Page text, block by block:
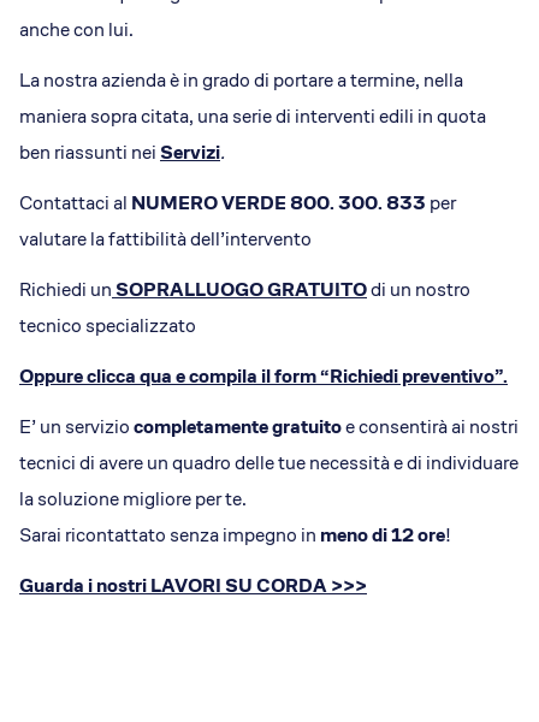
anche con lui.
La nostra azienda è in grado di portare a termine, nella
maniera sopra citata, una serie di interventi edili in quota
ben riassunti neiServizi.
Contattaci al NUMERO VERDE 800. 300. 833 per
valutare la fattibilità dell’intervento
Richiedi unSOPRALLUOGO GRATUITOdi un nostro
tecnico specializzato
Oppure clicca qua e compila il form“Richiedi preventivo”.
E’ un serviziocompletamente gratuitoe consentirà ai nostri
tecnici di avere un quadro delle tue necessità e di individuare
la soluzione migliore per te.
Sarai ricontattato senza impegno in meno di 12 ore!
Guarda i nostri LAVORI SU CORDA >>>